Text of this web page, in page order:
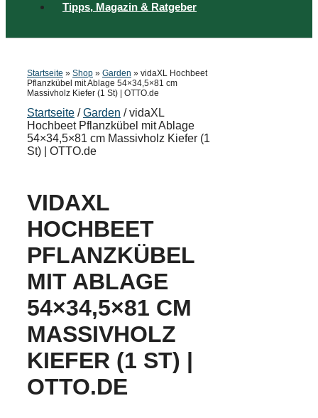
Tipps, Magazin & Ratgeber
Startseite » Shop » Garden » vidaXL Hochbeet
Pflanzkübel mit Ablage 54×34,5×81 cm
Massivholz Kiefer (1 St) | OTTO.de
Startseite /Garden / vidaXL
Hochbeet Pflanzkübel mit Ablage
54×34,5×81 cm Massivholz Kiefer (1
St) | OTTO.de
VIDAXL
HOCHBEET
PFLANZKÜBEL
MIT ABLAGE
54×34,5×81 CM
MASSIVHOLZ
KIEFER (1 ST) |
OTTO.DE